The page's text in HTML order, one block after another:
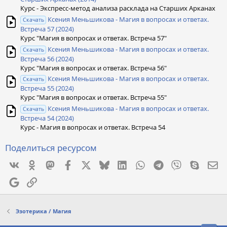
Курс - Экспресс-метод анализа расклада на Старших Арканах
Скачать Ксения Меньшикова - Магия в вопросах и ответах.
Встреча 57 (2024)
Курс "Магия в вопросах и ответах. Встреча 57"
Скачать Ксения Меньшикова - Магия в вопросах и ответах.
Встреча 56 (2024)
Курс "Магия в вопросах и ответах. Встреча 56"
Скачать Ксения Меньшикова - Магия в вопросах и ответах.
Встреча 55 (2024)
Курс "Магия в вопросах и ответах. Встреча 55"
Скачать Ксения Меньшикова - Магия в вопросах и ответах.
Встреча 54 (2024)
Курс - Магия в вопросах и ответах. Встреча 54
Поделиться ресурсом
VkontakteOdnoklassniki
MastodonFacebook BlueskyLinkedInWhatsApp
Telegram
Viber Skype
GoogleСсылка
Эзотерика / Магия